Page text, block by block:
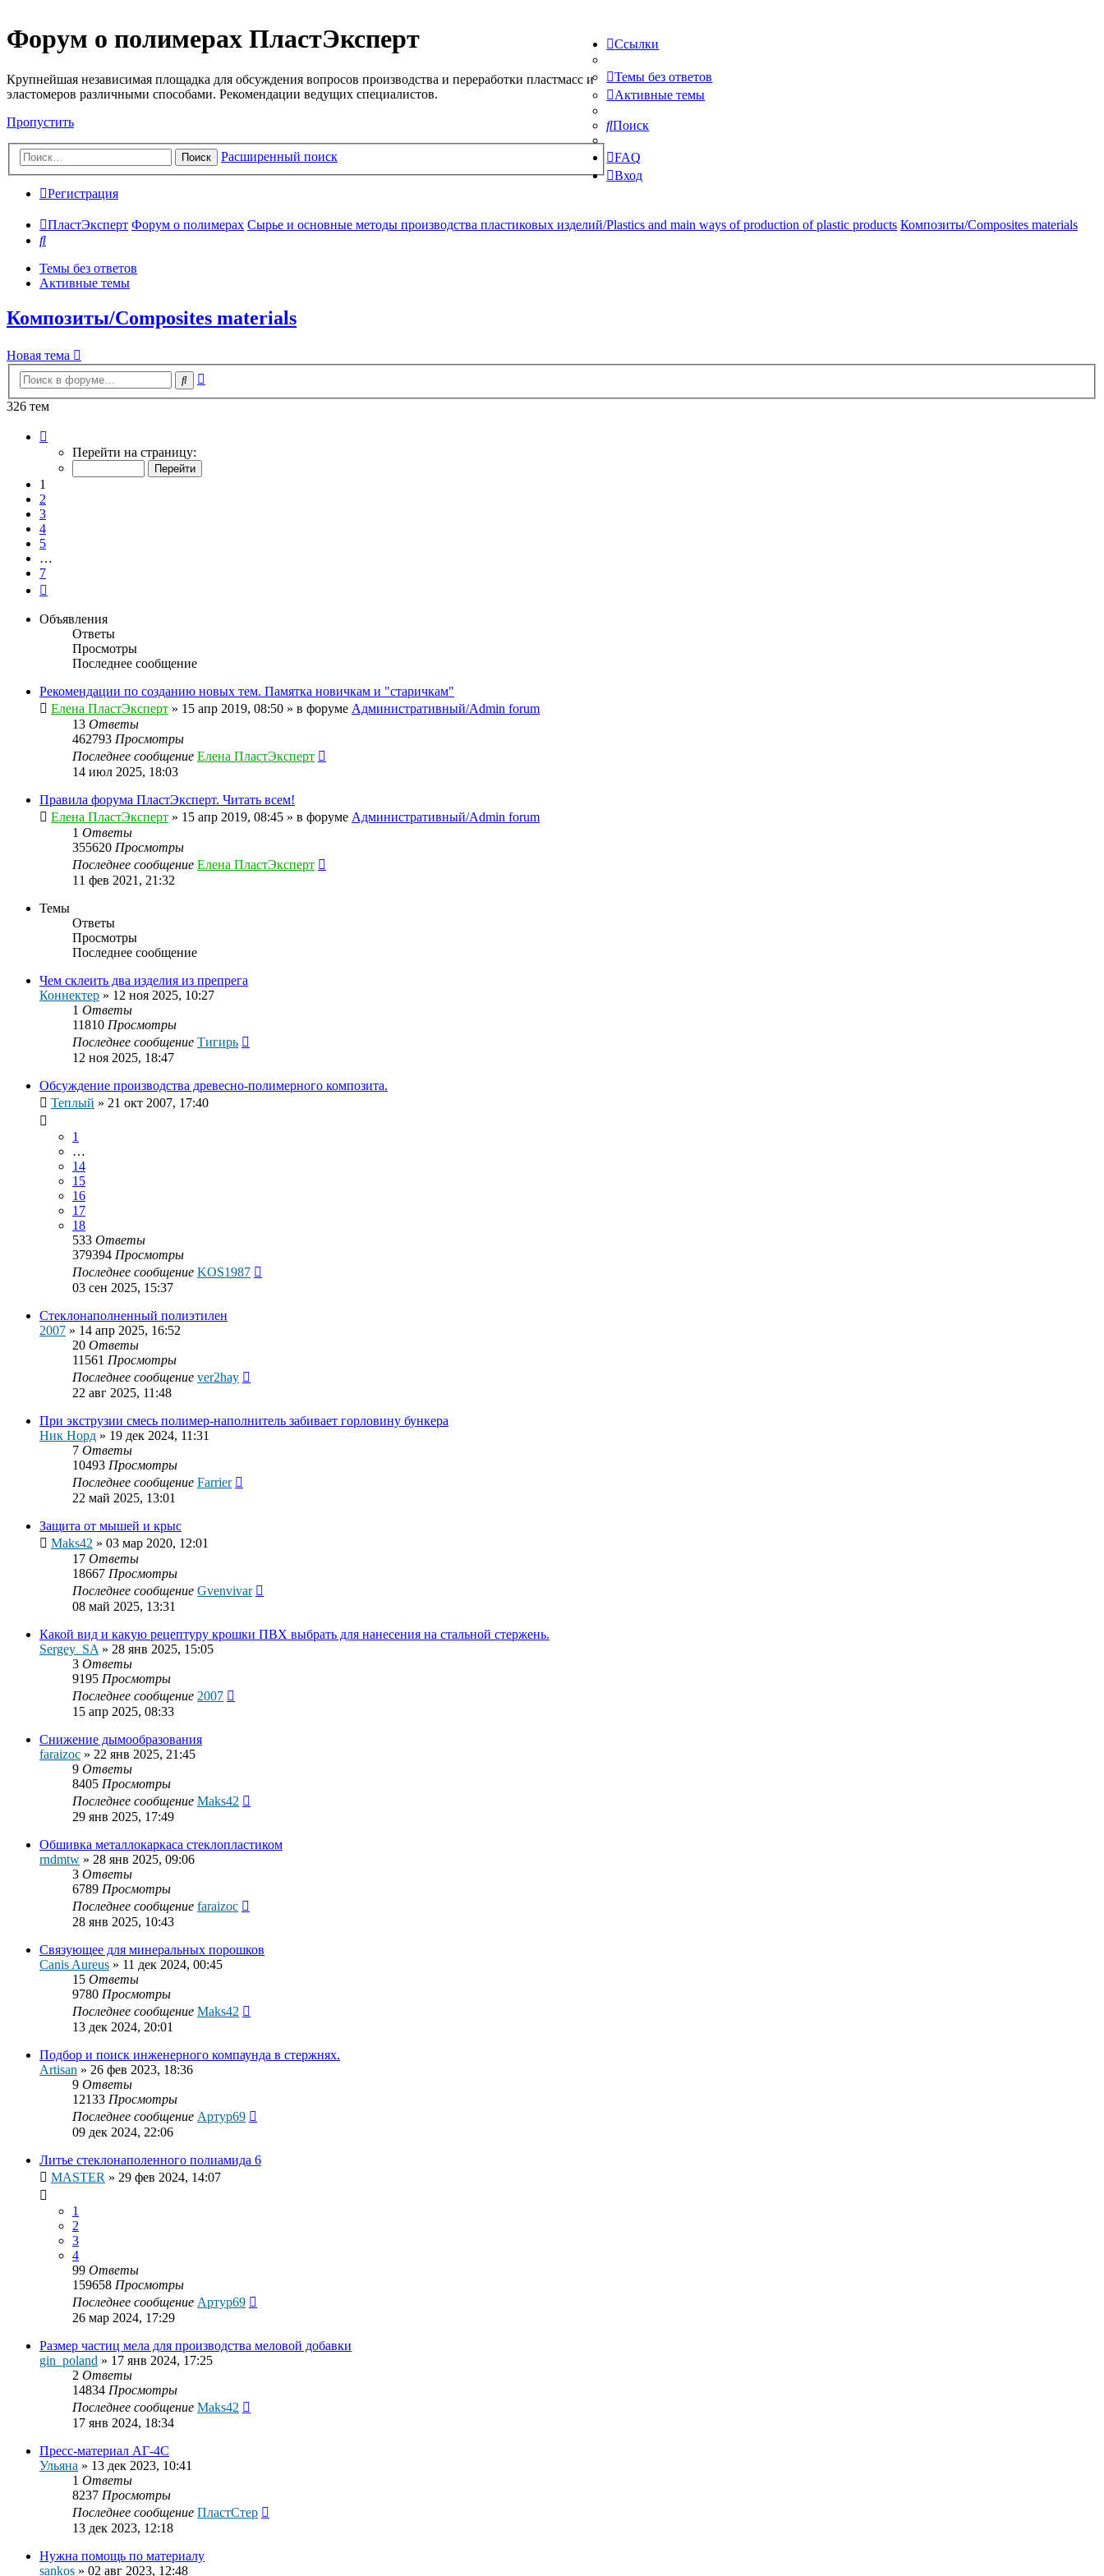
Форум о полимерах ПластЭксперт
Крупнейшая независимая площадка для обсуждения вопросов производства и переработки пластмасс и
эластомеров различными способами. Рекомендации ведущих специалистов.
Пропустить
Поиск Расширенный поиск
Ссылки
Темы без ответов
Активные темы
Поиск
FAQ
Вход
Регистрация
ПластЭксперт Форум о полимерах Сырье и основные методы производства пластиковых изделий/Plastics and main ways of production of plastic products Композиты/Сomposites materials
Поиск
Темы без ответов
Активные темы
Композиты/Сomposites materials
Новая тема
Поиск
326 тем
Перейти на страницу:
1
2
3
4
5
…
7
Объявления
Ответы
Просмотры
Последнее сообщение
Рекомендации по созданию новых тем. Памятка новичкам и "старичкам"
Елена ПластЭксперт » 15 апр 2019, 08:50 » в форуме Административный/Admin forum
13 Ответы
462793 Просмотры
Последнее сообщение Елена ПластЭксперт
14 июл 2025, 18:03
Правила форума ПластЭксперт. Читать всем!
Елена ПластЭксперт » 15 апр 2019, 08:45 » в форуме Административный/Admin forum
1 Ответы
355620 Просмотры
Последнее сообщение Елена ПластЭксперт
11 фев 2021, 21:32
Темы
Ответы
Просмотры
Последнее сообщение
Чем склеить два изделия из препрега
Коннектер » 12 ноя 2025, 10:27
1 Ответы
11810 Просмотры
Последнее сообщение Тигирь
12 ноя 2025, 18:47
Обсуждение производства древесно-полимерного композита.
Теплый » 21 окт 2007, 17:40
1
…
14
15
16
17
18
533 Ответы
379394 Просмотры
Последнее сообщение KOS1987
03 сен 2025, 15:37
Стеклонаполненный полиэтилен
2007 » 14 апр 2025, 16:52
20 Ответы
11561 Просмотры
Последнее сообщение ver2hay
22 авг 2025, 11:48
При экструзии смесь полимер-наполнитель забивает горловину бункера
Ник Норд » 19 дек 2024, 11:31
7 Ответы
10493 Просмотры
Последнее сообщение Farrier
22 май 2025, 13:01
Защита от мышей и крыс
Maks42 » 03 мар 2020, 12:01
17 Ответы
18667 Просмотры
Последнее сообщение Gvenvivar
08 май 2025, 13:31
Какой вид и какую рецептуру крошки ПВХ выбрать для нанесения на стальной стержень.
Sergey_SA» 28 янв 2025, 15:05
3 Ответы
9195 Просмотры
Последнее сообщение 2007
15 апр 2025, 08:33
Снижение дымообразования
faraizoc » 22 янв 2025, 21:45
9 Ответы
8405 Просмотры
Последнее сообщение Maks42
29 янв 2025, 17:49
Обшивка металлокаркаса стеклопластиком
rndmtw » 28 янв 2025, 09:06
3 Ответы
6789 Просмотры
Последнее сообщение faraizoc
28 янв 2025, 10:43
Связующее для минеральных порошков
Canis Aureus » 11 дек 2024, 00:45
15 Ответы
9780 Просмотры
Последнее сообщение Maks42
13 дек 2024, 20:01
Подбор и поиск инженерного компаунда в стержнях.
Artisan » 26 фев 2023, 18:36
9 Ответы
12133 Просмотры
Последнее сообщение Артур69
09 дек 2024, 22:06
Литье стеклонаполенного полиамида 6
MASTER » 29 фев 2024, 14:07
1
2
3
4
99 Ответы
159658 Просмотры
Последнее сообщение Артур69
26 мар 2024, 17:29
Размер частиц мела для производства меловой добавки
gin_poland » 17 янв 2024, 17:25
2 Ответы
14834 Просмотры
Последнее сообщение Maks42
17 янв 2024, 18:34
Пресс-материал АГ-4С
Ульяна » 13 дек 2023, 10:41
1 Ответы
8237 Просмотры
Последнее сообщение ПластСтер
13 дек 2023, 12:18
Нужна помощь по материалу
sankos » 02 авг 2023, 12:48